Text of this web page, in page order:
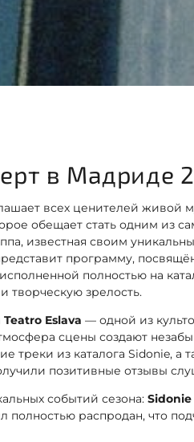
в Мадриде
всех ценителей живой
обещает стать одним из
известная своим
программу,
полностью на
творческую зрелость.
Teatro Eslava — одной из
сцены создают
треки из каталога Sidonie, а
позитивные отзывы
событий сезона: Sidonie
распродан, что